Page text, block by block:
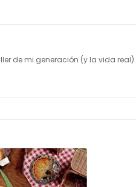
de mi generación (y la vida real).